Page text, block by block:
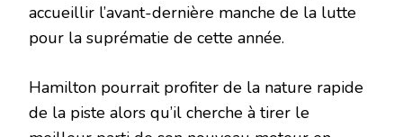
accueillir l’avant-dernière manche de la lutte
pour la suprématie de cette année.
Hamilton pourrait profiter de la nature rapide
de la piste alors qu’il cherche à tirer le